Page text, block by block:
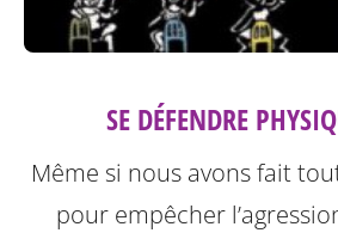
SE DÉFENDRE
Même si nous avons fait
pour empêcher